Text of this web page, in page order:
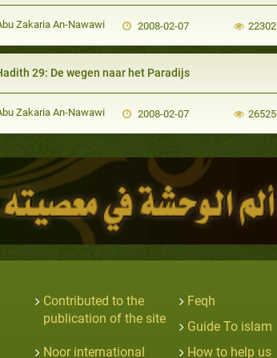
Zakaria An-Nawawi 2008-02-07 22302
29: De wegen naar het Paradijs
Zakaria An-Nawawi 2008-02-07 26525
Contributed to the
publication of the site
Feqh
Guide To islam
Noor international
How to help us